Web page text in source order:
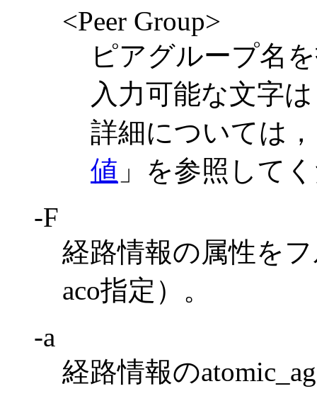
<Peer Group>
ピアグループ名
入力可能な文字
詳細については
値 」を参照して
-F
経路情報の属性を
aco指定）。
-a
経路情報の